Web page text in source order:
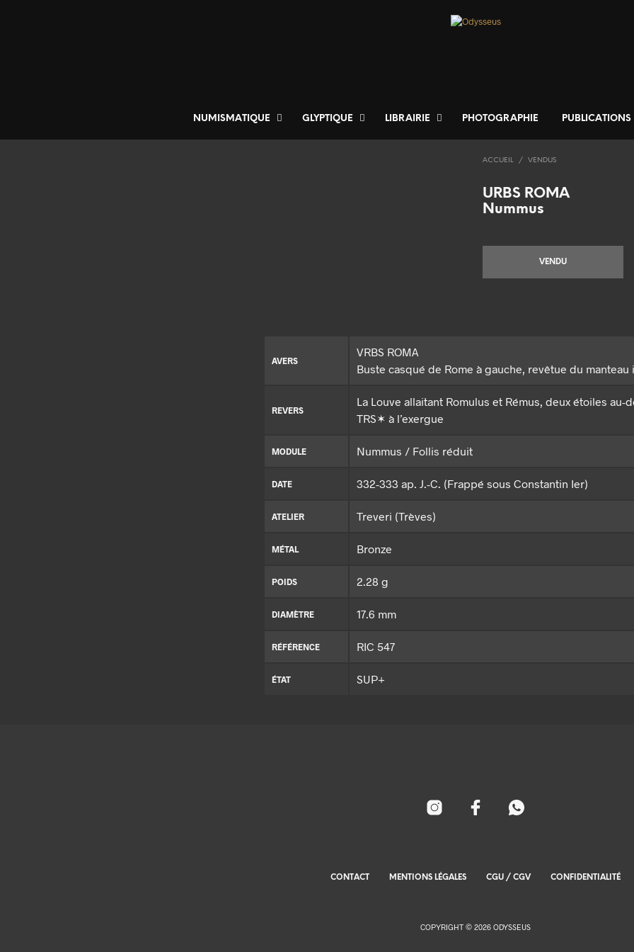
NUMISMATIQUE GLYPTIQUE LIBRAIRIE PHOTOGRAPHIE PUBLICATIONS
ACCUEIL / VENDUS
URBS ROMA
Nummus
VENDU
AVERS
VRBS ROMA
Buste casqué de Rome à gauche, revêtue du manteau
REVERS
La Louve allaitant Romulus et Rémus, deux étoiles au-
TRS✶ à l’exergue
MODULE Nummus / Follis réduit
DATE 332-333 ap. J.-C. (Frappé sous Constantin Ier)
ATELIER Treveri (Trèves)
MÉTAL Bronze
POIDS 2.28 g
DIAMÈTRE 17.6 mm
RÉFÉRENCE RIC 547
ÉTAT SUP+
CONTACT MENTIONS LÉGALES CGU / CGV CONFIDENTIALITÉ
COPYRIGHT © 2026 ODYSSEUS